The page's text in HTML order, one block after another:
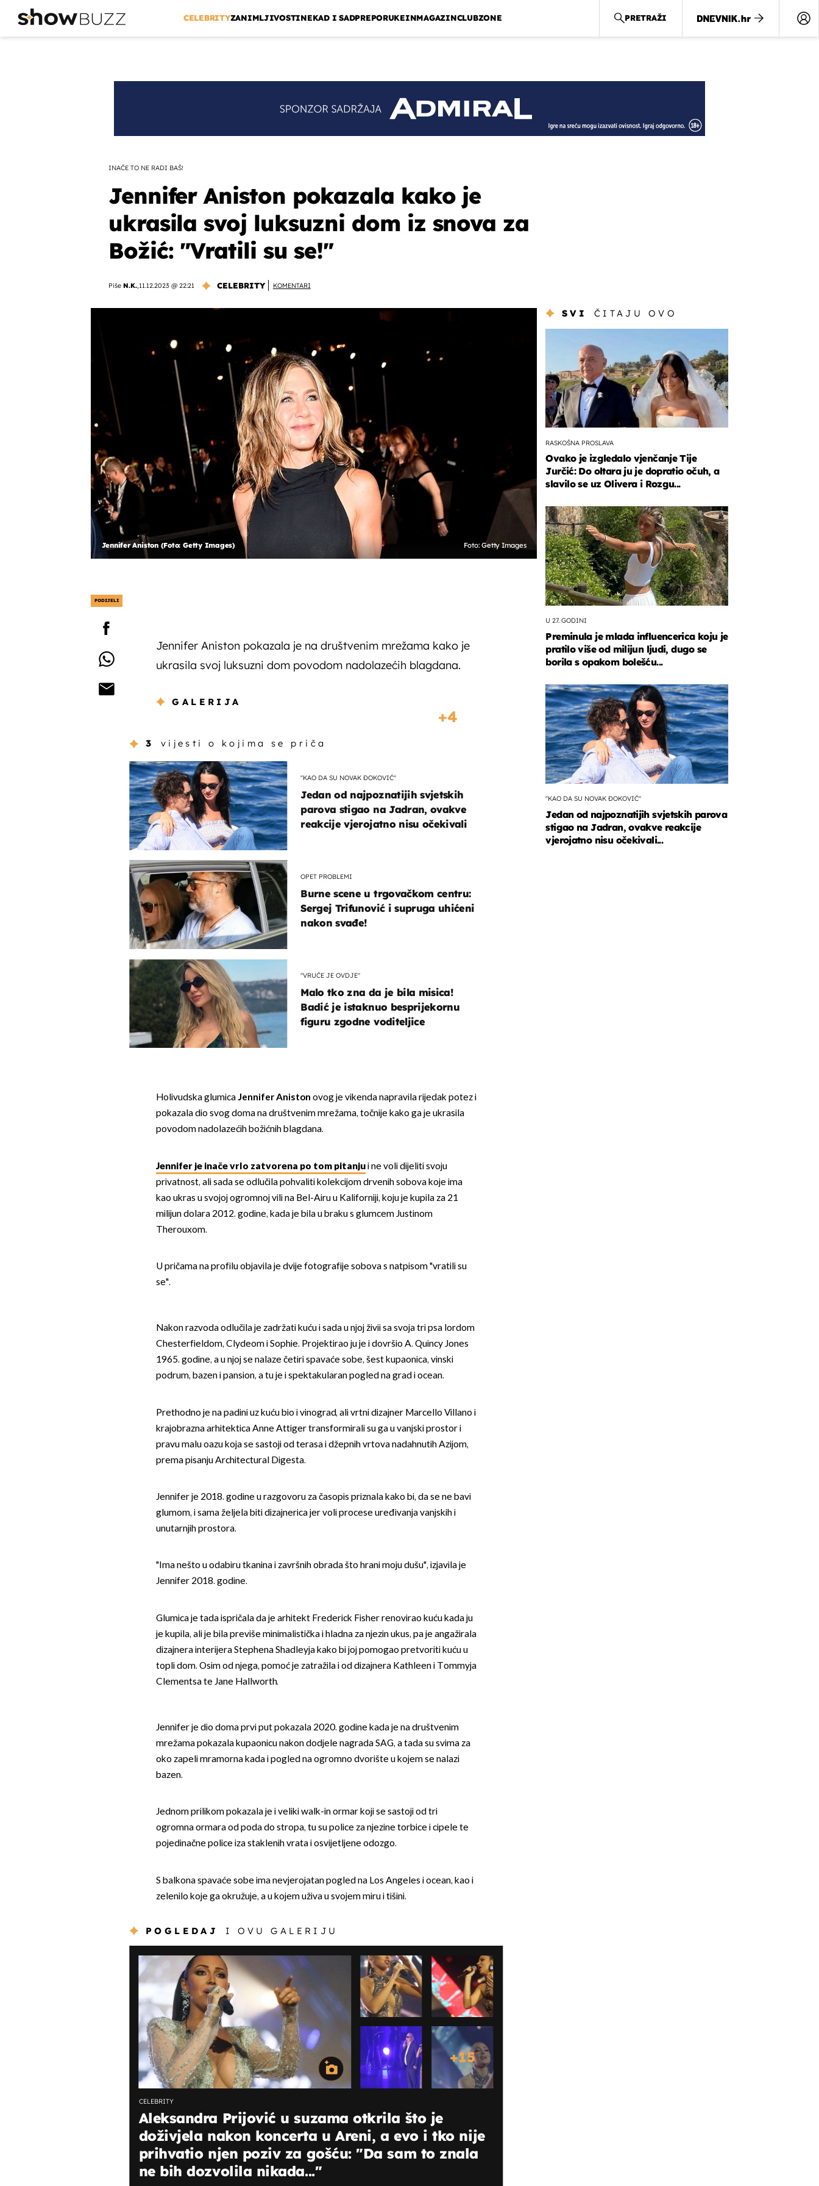
CELEBRITYZANIMLJIVOSTINEKAD I SADPREPORUKEINMAGAZINCLUBZONE PRETRAŽI
INAČE TO NE RADI BAŠ!
Jennifer Aniston pokazala kako je
ukrasila svoj luksuzni dom iz snova za
Božić: "Vratili su se!"
Piše N.K.,11.12.2023 @ 22:21 CELEBRITY KOMENTARI
Jennifer Aniston (Foto: Getty Images) Foto: Getty Images
PODIJELI
Jennifer Aniston pokazala je na društvenim mrežama kako je
ukrasila svoj luksuzni dom povodom nadolazećih blagdana.
GALERIJA
4
3 vijesti o kojima se priča
"KAO DA SU NOVAK ĐOKOVIĆ"
Jedan od najpoznatijih svjetskih
parova stigao na Jadran, ovakve
reakcije vjerojatno nisu očekivali
OPET PROBLEMI
Burne scene u trgovačkom centru:
Sergej Trifunović i supruga uhićeni
nakon svađe!
"VRUĆE JE OVDJE"
Malo tko zna da je bila misica!
Badić je istaknuo besprijekornu
figuru zgodne voditeljice
Holivudska glumicaJennifer Aniston ovog je vikenda napravila rijedak potez i
pokazala dio svog doma na društvenim mrežama, točnije kako ga je ukrasila
povodom nadolazećih božićnih blagdana.
Jennifer je inače vrlo zatvorena po tom pitanjui ne voli dijeliti svoju
privatnost, ali sada se odlučila pohvaliti kolekcijom drvenih sobova koje ima
kao ukras u svojoj ogromnoj vili na Bel-Airu u Kaliforniji, koju je kupila za 21
milijun dolara 2012. godine, kada je bila u braku s glumcem Justinom
Therouxom.
U pričama na profilu objavila je dvije fotografije sobova s natpisom "vratili su
se".
Nakon razvoda odlučila je zadržati kuću i sada u njoj živii sa svoja tri psa lordom
Chesterfieldom, Clydeom i Sophie. Projektirao ju je i dovršio A. Quincy Jones
1965. godine, a u njoj se nalaze četiri spavaće sobe, šest kupaonica, vinski
podrum, bazen i pansion, a tu je i spektakularan pogled na grad i ocean.
Prethodno je na padini uz kuću bio i vinograd, ali vrtni dizajner Marcello Villano i
krajobrazna arhitektica Anne Attiger transformirali su ga u vanjski prostor i
pravu malu oazu koja se sastoji od terasa i džepnih vrtova nadahnutih Azijom,
prema pisanju Architectural Digesta.
Jennifer je 2018. godine u razgovoru za časopis priznala kako bi, da se ne bavi
glumom, i sama željela biti dizajnerica jer voli procese uređivanja vanjskih i
unutarnjih prostora.
"Ima nešto u odabiru tkanina i završnih obrada što hrani moju dušu", izjavila je
Jennifer 2018. godine.
Glumica je tada ispričala da je arhitekt Frederick Fisher renovirao kuću kada ju
je kupila, ali je bila previše minimalistička i hladna za njezin ukus, pa je angažirala
dizajnera interijera Stephena Shadleyja kako bi joj pomogao pretvoriti kuću u
topli dom. Osim od njega, pomoć je zatražila i od dizajnera Kathleen i Tommyja
Clementsa te Jane Hallworth.
Jennifer je dio doma prvi put pokazala 2020. godine kada je na društvenim
mrežama pokazala kupaonicu nakon dodjele nagrada SAG, a tada su svima za
oko zapeli mramorna kada i pogled na ogromno dvorište u kojem se nalazi
bazen.
Jednom prilikom pokazala je i veliki walk-in ormar koji se sastoji od tri
ogromna ormara od poda do stropa, tu su police za njezine torbice i cipele te
pojedinačne police iza staklenih vrata i osvijetljene odozgo.
S balkona spavaće sobe ima nevjerojatan pogled na Los Angeles i ocean, kao i
zelenilo koje ga okružuje, a u kojem uživa u svojem miru i tišini.
POGLEDAJ I OVU GALERIJU
+15
CELEBRITY
Aleksandra Prijović u suzama otkrila što je
doživjela nakon koncerta u Areni, a evo i tko nije
prihvatio njen poziv za gošću: "Da sam to znala
ne bih dozvolila nikada..."
SVI ČITAJU OVO
RASKOŠNA PROSLAVA
Ovako je izgledalo vjenčanje Tije
Jurčić: Do oltara ju je dopratio očuh, a
slavilo se uz Olivera i Rozgu...
U 27. GODINI
Preminula je mlada influencerica koju je
pratilo više od milijun ljudi, dugo se
borila s opakom bolešću...
"KAO DA SU NOVAK ĐOKOVIĆ"
Jedan od najpoznatijih svjetskih parova
stigao na Jadran, ovakve reakcije
vjerojatno nisu očekivali...